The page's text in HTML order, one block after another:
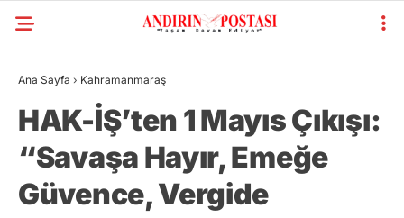
Ana Sayfa › Kahramanmaraş
HAK-İŞ’ten 1 Mayıs Çıkışı:
“Savaşa Hayır, Emeğe
Güvence, Vergide